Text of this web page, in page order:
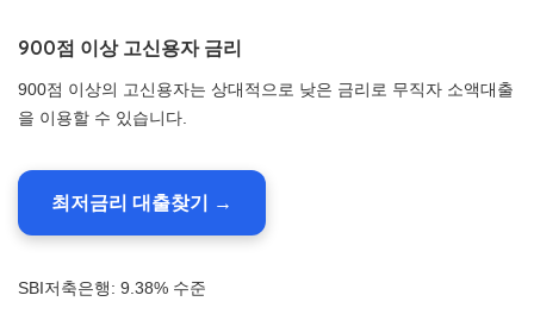
900점 이상 고신용자 금리
900점 이상의 고신용자는 상대적으로 낮은 금리로 무직자 소액대출
을 이용할 수 있습니다.
최저금리 대출찾기 →
SBI저축은행: 9.38% 수준